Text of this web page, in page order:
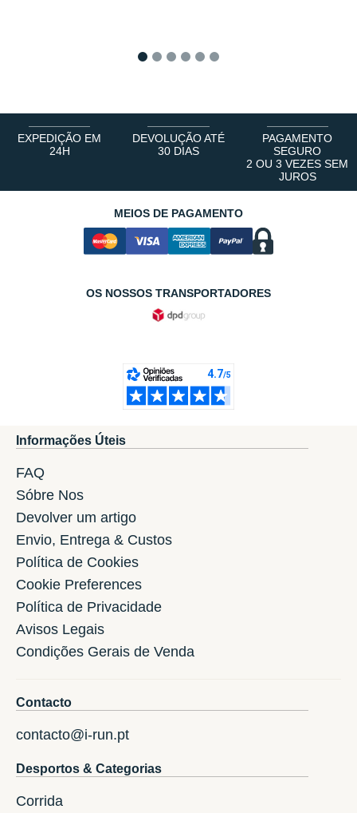
EXPEDIÇÃO EM
24H
DEVOLUÇÃO ATÉ
30 DIAS
PAGAMENTO
SEGURO
2 OU 3 VEZES SEM
JUROS
MEIOS DE PAGAMENTO
OS NOSSOS TRANSPORTADORES
Informações Úteis
FAQ
Sóbre Nos
Devolver um artigo
Envio, Entrega & Custos
Política de Cookies
Cookie Preferences
Política de Privacidade
Avisos Legais
Condições Gerais de Venda
Contacto
contacto@i-run.pt
Desportos & Categorias
Corrida